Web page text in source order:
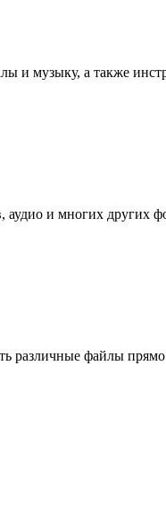
и музыку, а также
аудио и многих других
различные файлы прямо